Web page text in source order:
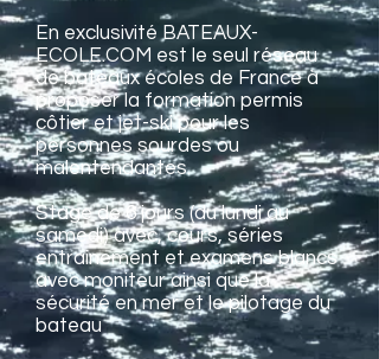
En exclusivité BATEAUX-
ECOLE.COM est le seul réseau
de bateaux écoles de France à
proposer la formation permis
côtier et jet-ski pour les
personnes sourdes ou
malentendantes.
Stage de 6 jours (du lundi au
samedi) avec, cours, séries
entrainement et examens blancs
avec moniteur ainsi que la
sécurité en mer et le pilotage du
bateau